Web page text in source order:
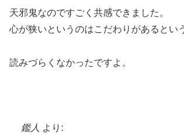
天邪鬼なのですごく共感できました。
心が狭いというのはこだわりがあるとい
読みづらくなかったですよ。
鑑人 より: